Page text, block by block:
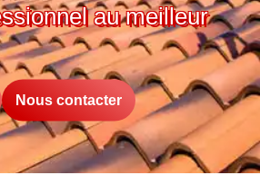
au meilleur
Nous contacter